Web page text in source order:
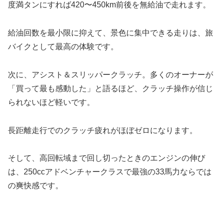
度満タンにすれば420〜450km前後を無給油で走れます。
給油回数を最小限に抑えて、景色に集中できる走りは、旅
バイクとして最高の体験です。
次に、アシスト＆スリッパークラッチ。多くのオーナーが
「買って最も感動した」と語るほど、クラッチ操作が信じ
られないほど軽いです。
長距離走行でのクラッチ疲れがほぼゼロになります。
そして、高回転域まで回し切ったときのエンジンの伸び
は、250ccアドベンチャークラスで最強の33馬力ならでは
の爽快感です。